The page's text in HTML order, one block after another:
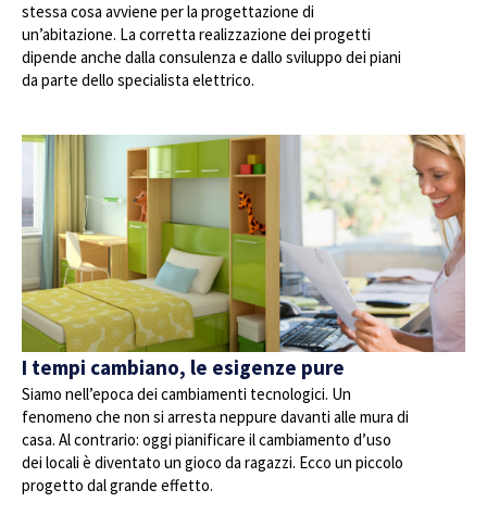
stessa cosa avviene per la progettazione di
un’abitazione. La corretta realizzazione dei progetti
dipende anche dalla consulenza e dallo sviluppo dei piani
da parte dello specialista elettrico.
I tempi cambiano, le esigenze pure
Siamo nell’epoca dei cambiamenti tecnologici. Un
fenomeno che non si arresta neppure davanti alle mura di
casa. Al contrario: oggi pianificare il cambiamento d’uso
dei locali è diventato un gioco da ragazzi. Ecco un piccolo
progetto dal grande effetto.